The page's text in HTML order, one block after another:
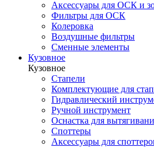
Аксессуары для ОСК и
Фильтры для ОСК
Колеровка
Воздушные фильтры
Сменные элементы
Кузовное
Кузовное
Стапели
Комплектующие для
Гидравлический
Ручной инструмент
Оснастка для
Споттеры
Аксессуары для